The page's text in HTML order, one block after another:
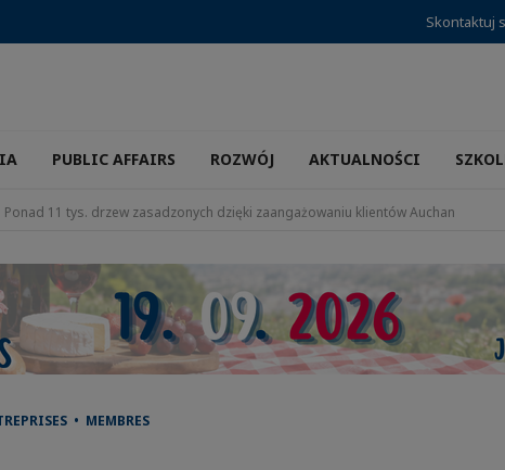
Skontaktuj
PUBLIC AFFAIRS ROZWÓJ AKTUALNOŚCI
Ponad 11 tys. drzew zasadzonych dzięki zaangażowaniu klientów Auchan
• MEMBRES